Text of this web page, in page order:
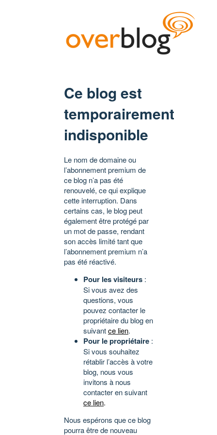
Ce blog est
temporairement
indisponible
Le nom de domaine ou
l’abonnement premium de
ce blog n’a pas été
renouvelé, ce qui explique
cette interruption. Dans
certains cas, le blog peut
également être protégé par
un mot de passe, rendant
son accès limité tant que
l’abonnement premium n’a
pas été réactivé.
Pour les visiteurs :
Si vous avez des
questions, vous
pouvez contacter le
propriétaire du blog en
suivantce lien.
Pour le propriétaire :
Si vous souhaitez
rétablir l’accès à votre
blog, nous vous
invitons à nous
contacter en suivant
ce lien.
Nous espérons que ce blog
pourra être de nouveau